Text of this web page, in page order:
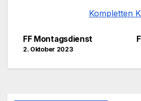
Kompletten
FF Montagsdienst
2. Oktober 2023